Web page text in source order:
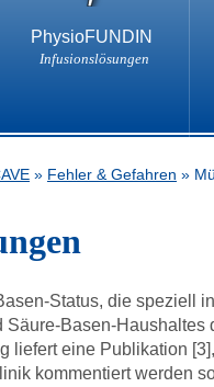
PhysioFUNDIN
Infusionslösungen
» Fehler & Gefahren »
Status, die speziell
Basen-Haushaltes
liefert eine Publikation
kommentiert werden